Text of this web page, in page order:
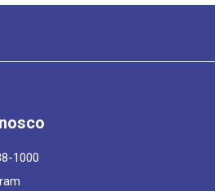
1000